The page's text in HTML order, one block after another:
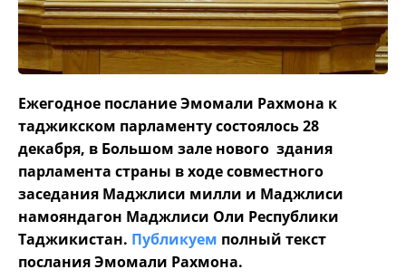
Ежегодное послание Эмомали Рахмона к
таджикском парламенту состоялось 28
декабря, в Большом зале нового здания
парламента страны в ходе совместного
заседания Маджлиси милли и Маджлиси
намояндагон Маджлиси Оли Республики
Таджикистан. Публикуем полный текст
послания Эмомали Рахмона.